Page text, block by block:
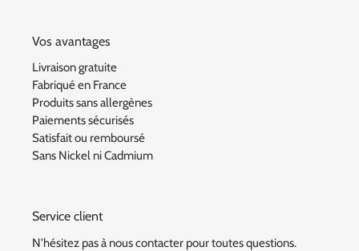
Vos avantages
Livraison gratuite
Fabriqué en France
Produits sans allergènes
Paiements sécurisés
Satisfait ou remboursé
Sans Nickel ni Cadmium
Service client
N'hésitez pas à nous contacter pour toutes questions.